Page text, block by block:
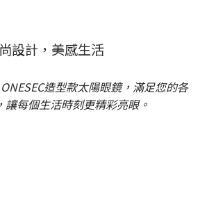
設計，美感生活
造型款太陽眼鏡，滿足您的各
讓每個生活時刻更精彩亮眼。